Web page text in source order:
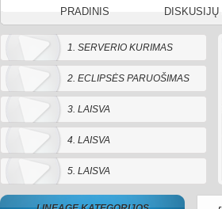
PRADINIS DISKUSIJŲ
1. SERVERIO KURIMAS
2. ECLIPSĖS PARUOŠIMAS
3. LAISVA
4. LAISVA
5. LAISVA